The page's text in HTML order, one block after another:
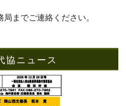
までご連絡ください。
協ニュース